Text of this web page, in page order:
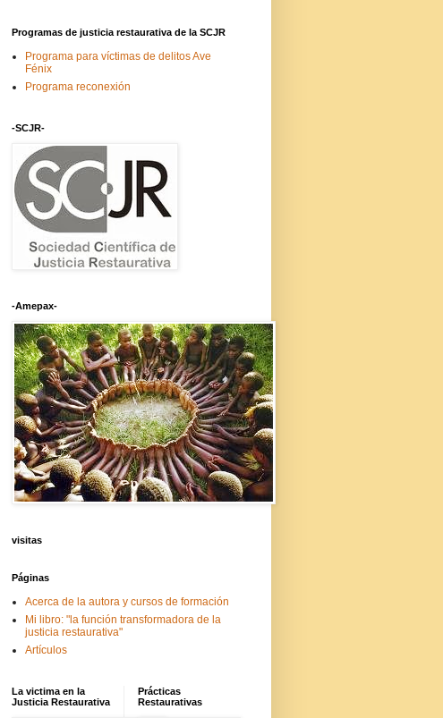
Programas de justicia restaurativa de la SCJR
Programa para víctimas de delitos Ave
Fénix
Programa reconexión
-SCJR-
-Amepax-
visitas
Páginas
Acerca de la autora y cursos de formación
Mi libro: "la función transformadora de la
justicia restaurativa"
Artículos
La victima en la
Justicia Restaurativa
Prácticas
Restaurativas